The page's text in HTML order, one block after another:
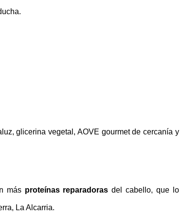
glicerina vegetal, AOVE gourmet de cercanía y
más proteínas reparadoras del cabello, que lo
La Alcarria.